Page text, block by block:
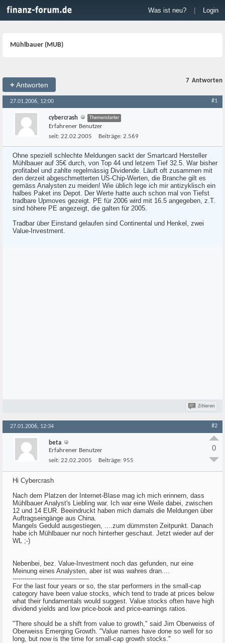
Was ist neu? Login
Mühlbauer (MUB)
+Antworten
7 Antworten
27.01.2006, 12:00 #1
cybercrash Themenstarter
Erfahrener Benutzer
seit: 22.02.2005 Beiträge: 2.569
Ohne speziell schlechte Meldungen sackt der Smartcard Hersteller
Mühlbauer auf 35€ durch, von Top 44 und letzem Tief 32.5. War bisher
profitabel und zahlte regelmässig Dividende. Läuft oft zusammen mit
den derzeit abgeschmetterten US-Chip-Werten, die Branche gilt es
gemäss Analysten zu meiden! Wie üblich lege ich mir antizyklisch ein
halbes Paket ins Depot. Der Werte hatte auch schon mal von Tiefst
tradbare Upmoves gezeigt. PE für 2006 wird mit 16.5 angegeben, z.T.
sind höhere PE angezeigt, die galten für 2005.
Tradbar über Einstand gelaufen sind Continental und Henkel, zwei
Value-Investment.
Zitieren
27.01.2006, 12:34 #2
beta
Erfahrener Benutzer
seit: 22.02.2005 Beiträge: 955
0
Hi Cybercrash
Nach dem Platzen der Internet-Blase mag ich mich erinnern, dass
Mühlbauer Analyst's Liebling war. Ich war eine Weile dabei, zwischen
12 und 14 EUR. Beeindruckt haben mich damals die Meldungen über
Auftragseingänge aus China.
Mangels Geduld ausgestiegen, ....zum dümmsten Zeitpunkt. Danach
habe ich Mühlbauer nur noch hinterher geschaut. Jetzt wieder auf der
WL ;-)
Nebenbei, bez. Value-Investment noch das gefunden, nur eine
Meinung eines Analysten, aber ist was wahres dran....
--------------------------------------
For the last four years or so, the star performers in the small-cap
category have been value stocks, which tend to trade at prices below
what their fundamentals would suggest. Value stocks often have high
dividend yields and low price-book and price-earnings ratios.
"There should be a shift from value to growth," said Jim Oberweiss of
Oberweiss Emerging Growth. "Value names have done so well for so
long, but now is the time for small-cap growth stocks."